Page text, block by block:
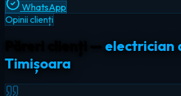
WhatsApp
Opinii clienți
electrician
Timișoara